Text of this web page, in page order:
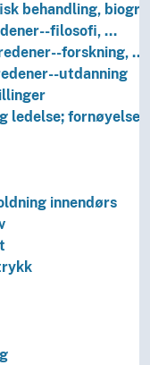
behandling,
filosofi, …
forskning, …
utdanning
ledelse;
innendørs